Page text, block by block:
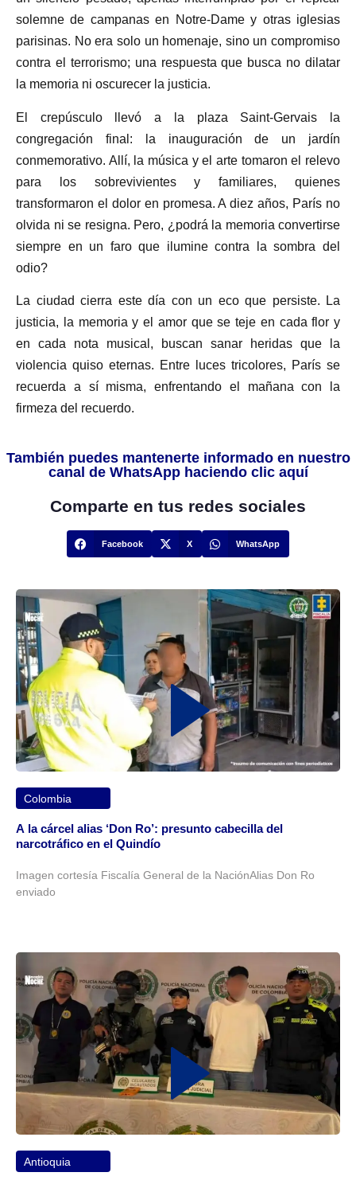
solemne de campanas en Notre-Dame y otras iglesias
parisinas. No era solo un homenaje, sino un compromiso
contra el terrorismo; una respuesta que busca no dilatar
la memoria ni oscurecer la justicia.
El crepúsculo llevó a la plaza Saint-Gervais la
congregación final: la inauguración de un jardín
conmemorativo. Allí, la música y el arte tomaron el relevo
para los sobrevivientes y familiares, quienes
transformaron el dolor en promesa. A diez años, París no
olvida ni se resigna. Pero, ¿podrá la memoria convertirse
siempre en un faro que ilumine contra la sombra del
odio?
La ciudad cierra este día con un eco que persiste. La
justicia, la memoria y el amor que se teje en cada flor y
en cada nota musical, buscan sanar heridas que la
violencia quiso eternas. Entre luces tricolores, París se
recuerda a sí misma, enfrentando el mañana con la
firmeza del recuerdo.
También puedes mantenerte informado en nuestro
canal de WhatsApp haciendo clic aquí
Comparte en tus redes sociales
Facebook X WhatsApp
Colombia
A la cárcel alias ‘Don Ro’: presunto cabecilla del
narcotráfico en el Quindío
Imagen cortesía Fiscalía General de la NaciónAlias Don Ro
enviado
Antioquia